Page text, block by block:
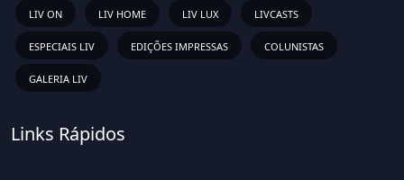
LIV ON LIV HOME LIV LUX LIVCASTS
ESPECIAIS LIV EDIÇÕES IMPRESSAS COLUNISTAS
GALERIA LIV
Links Rápidos